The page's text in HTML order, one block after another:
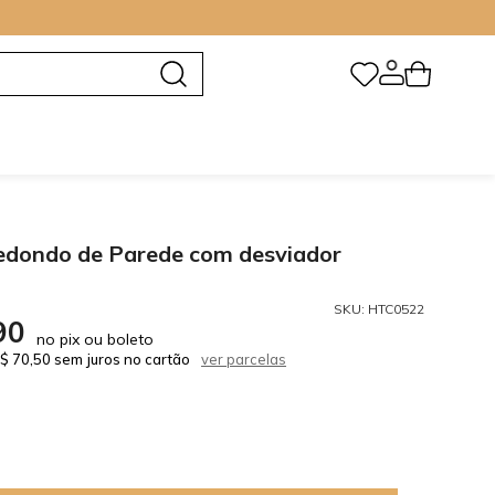
de Parede com desviador
SKU: HTC0522
no pix ou boleto
70,50 sem juros no cartão ver parcelas